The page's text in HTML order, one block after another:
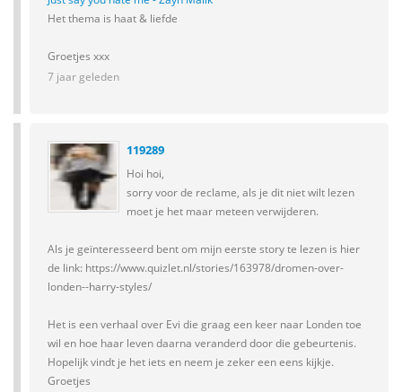
Het thema is haat & liefde
Groetjes xxx
7 jaar geleden
119289
Hoi hoi,
sorry voor de reclame, als je dit niet wilt lezen
moet je het maar meteen verwijderen.
Als je geïnteresseerd bent om mijn eerste story te lezen is hier
de link: https://www.quizlet.nl/stories/163978/dromen-over-
londen--harry-styles/
Het is een verhaal over Evi die graag een keer naar Londen toe
wil en hoe haar leven daarna veranderd door die gebeurtenis.
Hopelijk vindt je het iets en neem je zeker een eens kijkje.
Groetjes